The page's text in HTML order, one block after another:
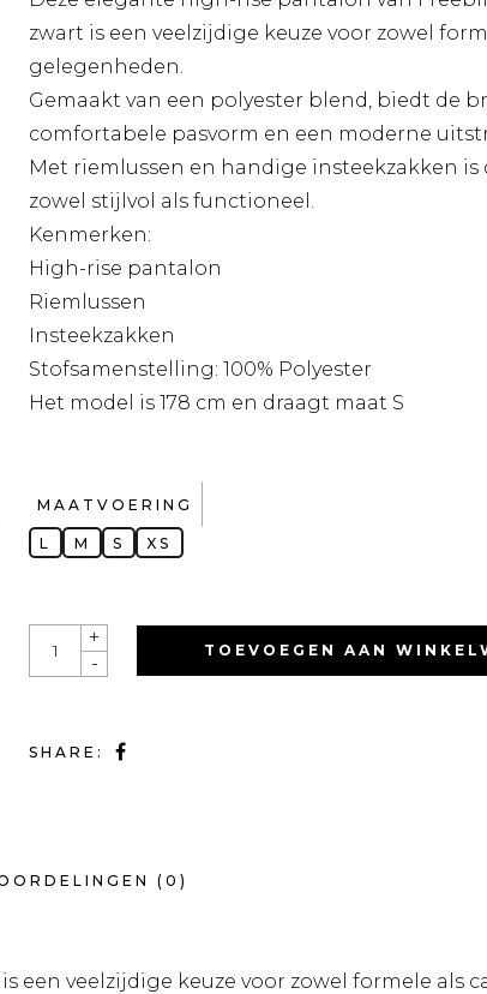
zwart is een veelzijdige keuze voor zowel
gelegenheden.
Gemaakt van een polyester blend, biedt de
comfortabele pasvorm en een moderne
Met riemlussen en handige insteekzakken is
zowel stijlvol als functioneel.
Kenmerken:
High-rise pantalon
Riemlussen
Insteekzakken
Stofsamenstelling: 100% Polyester
Het model is 178 cm en draagt maat S
MAATVOERING
L M S XS
QUANTITY
-
+
TOEVOEGEN AAN
SHARE:
(0)
veelzijdige keuze voor zowel formele als